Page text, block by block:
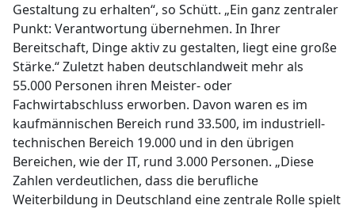
Gestaltung zu erhalten“, so Schütt. „Ein ganz zentraler
Punkt: Verantwortung übernehmen. In Ihrer
Bereitschaft, Dinge aktiv zu gestalten, liegt eine große
Stärke.“ Zuletzt haben deutschlandweit mehr als
55.000 Personen ihren Meister- oder
Fachwirtabschluss erworben. Davon waren es im
kaufmännischen Bereich rund 33.500, im industriell-
technischen Bereich 19.000 und in den übrigen
Bereichen, wie der IT, rund 3.000 Personen. „Diese
Zahlen verdeutlichen, dass die berufliche
Weiterbildung in Deutschland eine zentrale Rolle spielt